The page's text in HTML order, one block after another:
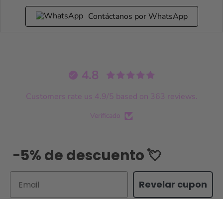
Contáctanos por WhatsApp
4.8
Customers rate us 4.9/5 based on 363 reviews.
Verificado
-5% de descuento 💘
Revelar cupon